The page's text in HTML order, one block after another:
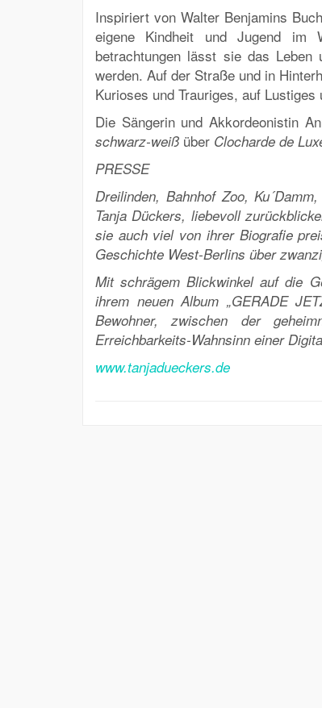
Inspiriert von Walter Benjamins
eigene Kindheit und Jugend im
betrachtungen lässt sie das
werden. Auf der Straße und in
Kurioses und Trauriges, auf
Die Sängerin und Akkordeonistin
schwarz-weiß über Clocharde de
PRESSE
Dreilinden, Bahnhof Zoo,
Tanja Dückers, liebevoll
sie auch viel von ihrer Biografie
Geschichte West-Berlins über
Mit schrägem Blickwinkel auf die
ihrem neuen Album „GERADE
Bewohner, zwischen der
Erreichbarkeits-Wahnsinn einer
www.tanjadueckers.de